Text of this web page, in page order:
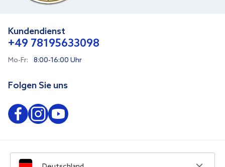
Kundendienst
+49 78195633098
Mo-Fr: 8:00-16:00 Uhr
Folgen Sie uns